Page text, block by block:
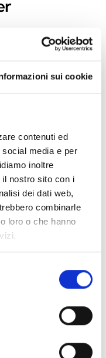
sui cookie
contenuti ed
media e per
inoltre
nostro sito con i
dei dati web,
combinarle
loro o che hanno
Button) wurde
Steuersignale in
Es ermöglicht die
oder
und intuitive
Es eignet
Wohn- und
optimale
können
und gezielt
WEITERE